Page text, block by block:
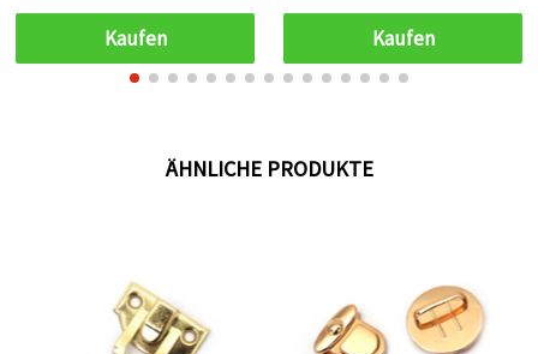
Kaufen Kaufen
ÄHNLICHE PRODUKTE